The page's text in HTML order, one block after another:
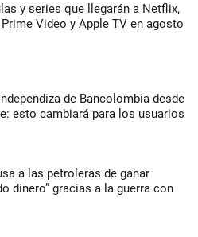
y series que llegarán a Netflix,
Prime Video y Apple TV en agosto
de Bancolombia desde
esto cambiará para los usuarios
a las petroleras de ganar
dinero” gracias a la guerra con